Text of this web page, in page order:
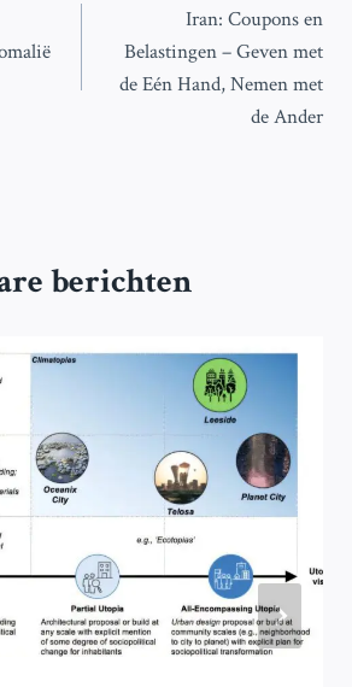
Iran: Coupons en
Belastingen – Geven met
de Eén Hand, Nemen met
de Ander
berichten